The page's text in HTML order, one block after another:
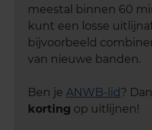
meestal binnen 60
kunt een losse
bijvoorbeeld
van nieuwe banden.
Ben je ANWB-lid ?
korting op uitlijnen!